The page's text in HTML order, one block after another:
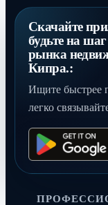
Скачайте
будьте на
рынка
Кипра.:
Ищите быстрее
легко